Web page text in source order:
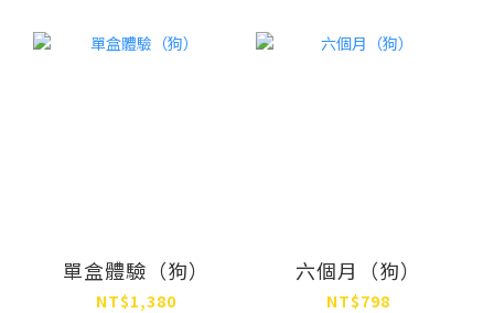
單盒體驗（狗）
NT$1,380
六個月（狗）
NT$798